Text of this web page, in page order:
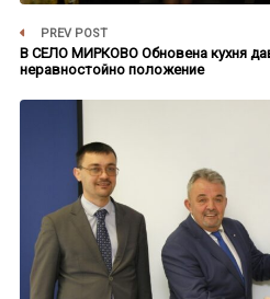
PREV POST
В СЕЛО МИРКОВО Обновена кухня
неравностойно положение